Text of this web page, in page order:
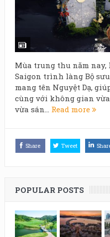
Mùa trung thu năm nay,
Saigon trình làng Bộ
mang tên Nguyệt Dạ,
cùng với không gian
vừa sán... Read more
Share Tweet
POPULAR POSTS